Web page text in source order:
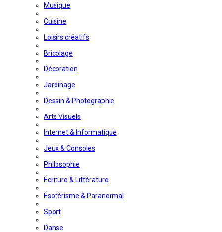
Musique
Cuisine
Loisirs créatifs
Bricolage
Décoration
Jardinage
Dessin & Photographie
Arts Visuels
Internet & Informatique
Jeux & Consoles
Philosophie
Écriture & Littérature
Ésotérisme & Paranormal
Sport
Danse